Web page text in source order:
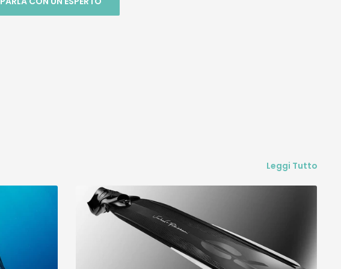
perfetto nella sua
dimenticato di fare i
Leggi Tutto